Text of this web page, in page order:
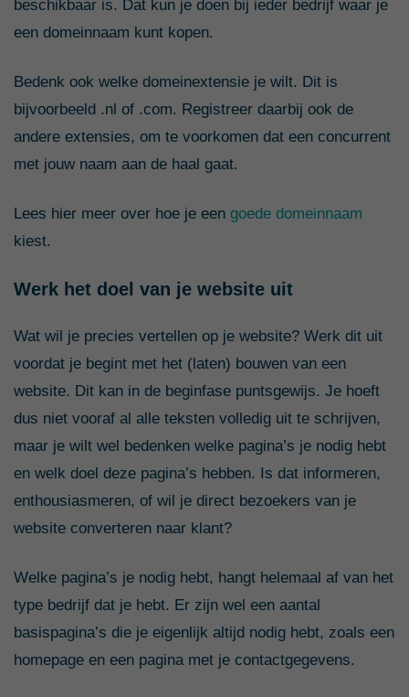
beschikbaar is. Dat kun je doen bij ieder bedrijf waar je
een domeinnaam kunt kopen.
Bedenk ook welke domeinextensie je wilt. Dit is
bijvoorbeeld .nl of .com. Registreer daarbij ook de
andere extensies, om te voorkomen dat een concurrent
met jouw naam aan de haal gaat.
Lees hier meer over hoe je een goede domeinnaam
kiest.
Werk het doel van je website uit
Wat wil je precies vertellen op je website? Werk dit uit
voordat je begint met het (laten) bouwen van een
website. Dit kan in de beginfase puntsgewijs. Je hoeft
dus niet vooraf al alle teksten volledig uit te schrijven,
maar je wilt wel bedenken welke pagina’s je nodig hebt
en welk doel deze pagina’s hebben. Is dat informeren,
enthousiasmeren, of wil je direct bezoekers van je
website converteren naar klant?
Welke pagina’s je nodig hebt, hangt helemaal af van het
type bedrijf dat je hebt. Er zijn wel een aantal
basispagina’s die je eigenlijk altijd nodig hebt, zoals een
homepage en een pagina met je contactgegevens.